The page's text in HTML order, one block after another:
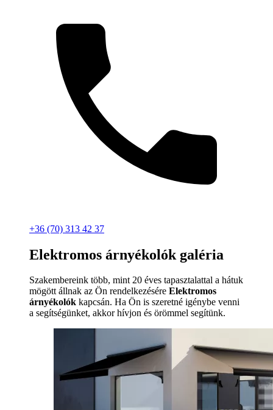
+36 (70) 313 42 37
Elektromos árnyékolók galéria
Szakembereink több, mint 20 éves tapasztalattal a hátuk
mögött állnak az Ön rendelkezésére Elektromos
árnyékolók kapcsán. Ha Ön is szeretné igénybe venni
a segítségünket, akkor hívjon és örömmel segítünk.